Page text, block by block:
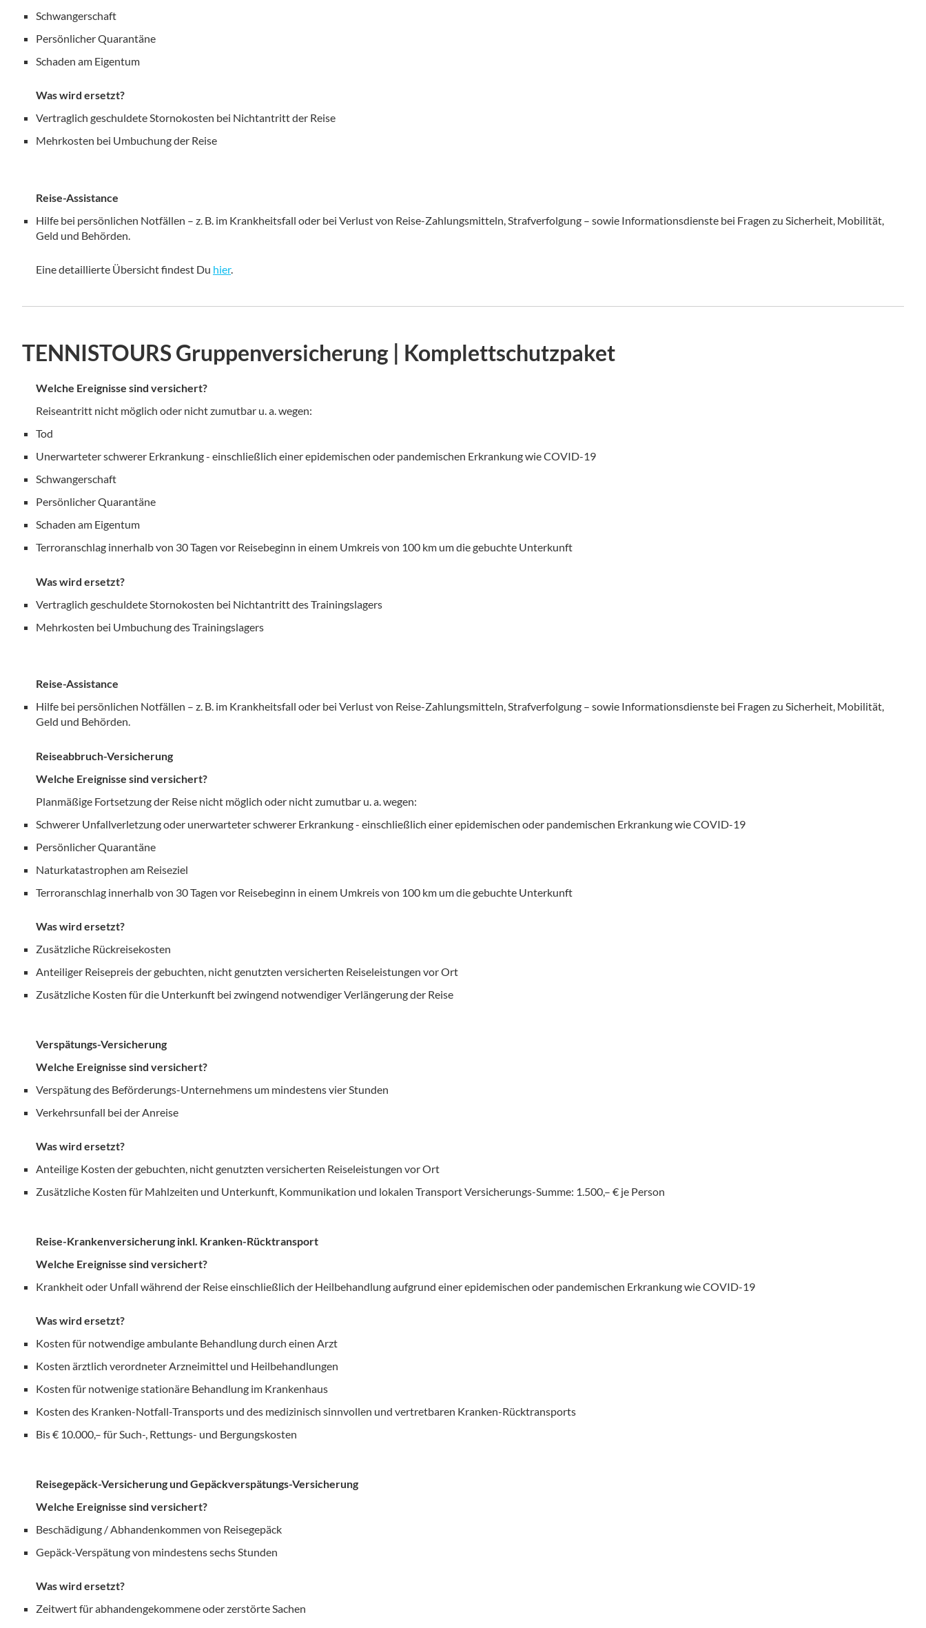
Schwangerschaft
Persönlicher Quarantäne
Schaden am Eigentum
Was wird ersetzt?
Vertraglich geschuldete Stornokosten bei Nichtantritt der Reise
Mehrkosten bei Umbuchung der Reise
Reise-Assistance
Hilfe bei persönlichen Notfällen – z. B. im Krankheitsfall oder bei Verlust von Reise-Zahlungsmitteln, Strafverfolgung – sowie Informationsdienste bei Fragen zu Sicherheit, Mobilität,
Geld und Behörden.
Eine detaillierte Übersicht findest Du hier.
TENNISTOURS Gruppenversicherung | Komplettschutzpaket
Welche Ereignisse sind versichert?
Reiseantritt nicht möglich oder nicht zumutbar u. a. wegen:
Tod
Unerwarteter schwerer Erkrankung - einschließlich einer epidemischen oder pandemischen Erkrankung wie COVID-19
Schwangerschaft
Persönlicher Quarantäne
Schaden am Eigentum
Terroranschlag innerhalb von 30 Tagen vor Reisebeginn in einem Umkreis von 100 km um die gebuchte Unterkunft
Was wird ersetzt?
Vertraglich geschuldete Stornokosten bei Nichtantritt des Trainingslagers
Mehrkosten bei Umbuchung des Trainingslagers
Reise-Assistance
Hilfe bei persönlichen Notfällen – z. B. im Krankheitsfall oder bei Verlust von Reise-Zahlungsmitteln, Strafverfolgung – sowie Informationsdienste bei Fragen zu Sicherheit, Mobilität,
Geld und Behörden.
Reiseabbruch-Versicherung
Welche Ereignisse sind versichert?
Planmäßige Fortsetzung der Reise nicht möglich oder nicht zumutbar u. a. wegen:
Schwerer Unfallverletzung oder unerwarteter schwerer Erkrankung - einschließlich einer epidemischen oder pandemischen Erkrankung wie COVID-19
Persönlicher Quarantäne
Naturkatastrophen am Reiseziel
Terroranschlag innerhalb von 30 Tagen vor Reisebeginn in einem Umkreis von 100 km um die gebuchte Unterkunft
Was wird ersetzt?
Zusätzliche Rückreisekosten
Anteiliger Reisepreis der gebuchten, nicht genutzten versicherten Reiseleistungen vor Ort
Zusätzliche Kosten für die Unterkunft bei zwingend notwendiger Verlängerung der Reise
Verspätungs-Versicherung
Welche Ereignisse sind versichert?
Verspätung des Beförderungs-Unternehmens um mindestens vier Stunden
Verkehrsunfall bei der Anreise
Was wird ersetzt?
Anteilige Kosten der gebuchten, nicht genutzten versicherten Reiseleistungen vor Ort
Zusätzliche Kosten für Mahlzeiten und Unterkunft, Kommunikation und lokalen Transport Versicherungs-Summe: 1.500,– € je Person
Reise-Krankenversicherung inkl. Kranken-Rücktransport
Welche Ereignisse sind versichert?
Krankheit oder Unfall während der Reise einschließlich der Heilbehandlung aufgrund einer epidemischen oder pandemischen Erkrankung wie COVID-19
Was wird ersetzt?
Kosten für notwendige ambulante Behandlung durch einen Arzt
Kosten ärztlich verordneter Arzneimittel und Heilbehandlungen
Kosten für notwenige stationäre Behandlung im Krankenhaus
Kosten des Kranken-Notfall-Transports und des medizinisch sinnvollen und vertretbaren Kranken-Rücktransports
Bis € 10.000,– für Such-, Rettungs- und Bergungskosten
Reisegepäck-Versicherung und Gepäckverspätungs-Versicherung
Welche Ereignisse sind versichert?
Beschädigung / Abhandenkommen von Reisegepäck
Gepäck-Verspätung von mindestens sechs Stunden
Was wird ersetzt?
Zeitwert für abhandengekommene oder zerstörte Sachen